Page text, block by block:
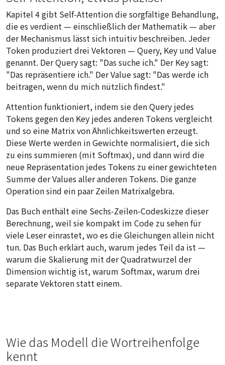
Kapitel 4 gibt Self-Attention die sorgfältige Behandlung,
die es verdient — einschließlich der Mathematik — aber
der Mechanismus lässt sich intuitiv beschreiben. Jeder
Token produziert drei Vektoren — Query, Key und Value
genannt. Der Query sagt: "Das suche ich." Der Key sagt:
"Das repräsentiere ich." Der Value sagt: "Das werde ich
beitragen, wenn du mich nützlich findest."
Attention funktioniert, indem sie den Query jedes
Tokens gegen den Key jedes anderen Tokens vergleicht
und so eine Matrix von Ähnlichkeitswerten erzeugt.
Diese Werte werden in Gewichte normalisiert, die sich
zu eins summieren (mit Softmax), und dann wird die
neue Repräsentation jedes Tokens zu einer gewichteten
Summe der Values aller anderen Tokens. Die ganze
Operation sind ein paar Zeilen Matrixalgebra.
Das Buch enthält eine Sechs-Zeilen-Codeskizze dieser
Berechnung, weil sie kompakt im Code zu sehen für
viele Leser einrastet, wo es die Gleichungen allein nicht
tun. Das Buch erklärt auch, warum jedes Teil da ist —
warum die Skalierung mit der Quadratwurzel der
Dimension wichtig ist, warum Softmax, warum drei
separate Vektoren statt einem.
Wie das Modell die Wortreihenfolge
kennt